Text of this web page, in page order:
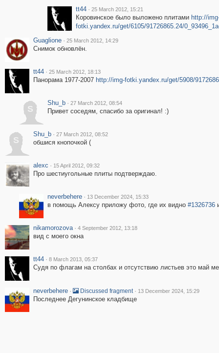
tt44 · 25 March 2012, 15:21
Коровинское было выложено плитами http://
fotki.yandex.ru/get/6105/91726865.24/
Guaglione · 25 March 2012, 14:29
Снимок обновлён.
tt44 · 25 March 2012, 18:13
Панорама 1977-2007 http://img-fotki.yandex.ru/get/5908/
S
Shu_b · 27 March 2012, 08:54
Привет соседям, спасибо за оригинал! :)
S
Shu_b · 27 March 2012, 08:52
обшися кнопочкой (
alexc · 15 April 2012, 09:32
Про шестиугольные плиты подтверждаю.
neverbehere · 13 December 2024, 15:33
в помощь Алексу приложу фото, где их видно #1326736
nikamorozova · 4 September 2012, 13:18
вид с моего окна
tt44 · 8 March 2013, 05:37
Судя по флагам на столбах и отсутствию листьев это май
neverbehere · Discussed fragment · 13 December 2024, 15:29
Последнее Дегунинское кладбище